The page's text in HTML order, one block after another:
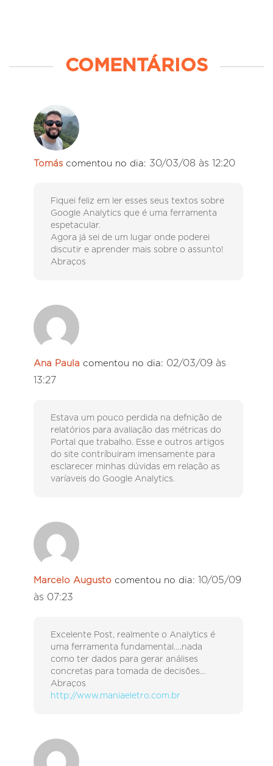
COMENTÁRIOS
Tomás comentou no dia: 30/03/08 às 12:20
Fiquei feliz em ler esses seus textos sobre
Google Analytics que é uma ferramenta
espetacular.
Agora já sei de um lugar onde poderei
discutir e aprender mais sobre o assunto!
Abraços
Ana Paula comentou no dia: 02/03/09 às
13:27
Estava um pouco perdida na defnição de
relatórios para avaliação das métricas do
Portal que trabalho. Esse e outros artigos
do site contríbuiram imensamente para
esclarecer minhas dúvidas em relação as
varíaveis do Google Analytics.
Marcelo Augusto comentou no dia: 10/05/09
às 07:23
Excelente Post, realmente o Analytics é
uma ferramenta fundamental….nada
como ter dados para gerar análises
concretas para tomada de decisões…
Abraços
http://www.maniaeletro.com.br